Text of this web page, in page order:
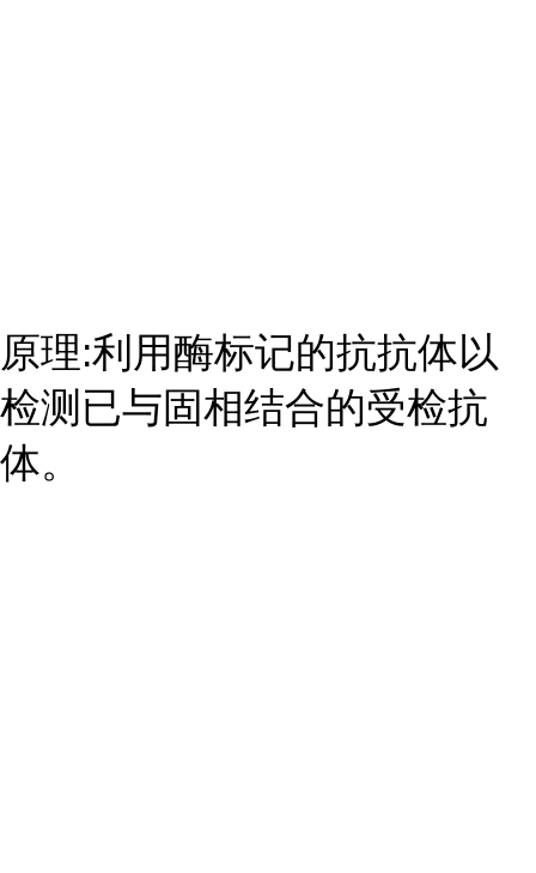
原理:利用酶标记的抗抗体以
检测已与固相结合的受检抗
体。